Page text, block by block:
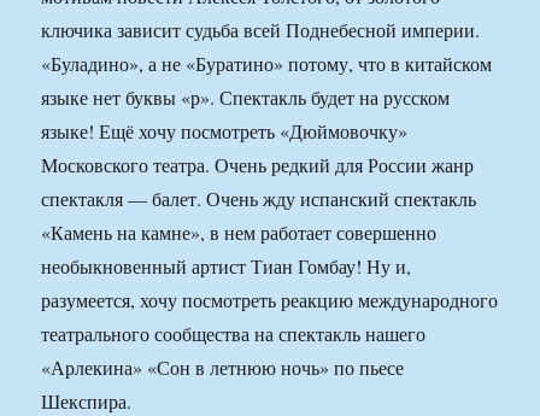
ключика зависит судьба всей Поднебесной империи.
«Буладино», а не «Буратино» потому, что в китайском
языке нет буквы «р». Спектакль будет на русском
языке! Ещё хочу посмотреть «Дюймовочку»
Московского театра. Очень редкий для России жанр
спектакля — балет. Очень жду испанский спектакль
«Камень на камне», в нем работает совершенно
необыкновенный артист Тиан Гомбау! Ну и,
разумеется, хочу посмотреть реакцию международного
театрального сообщества на спектакль нашего
«Арлекина» «Сон в летнюю ночь» по пьесе
Шекспира.